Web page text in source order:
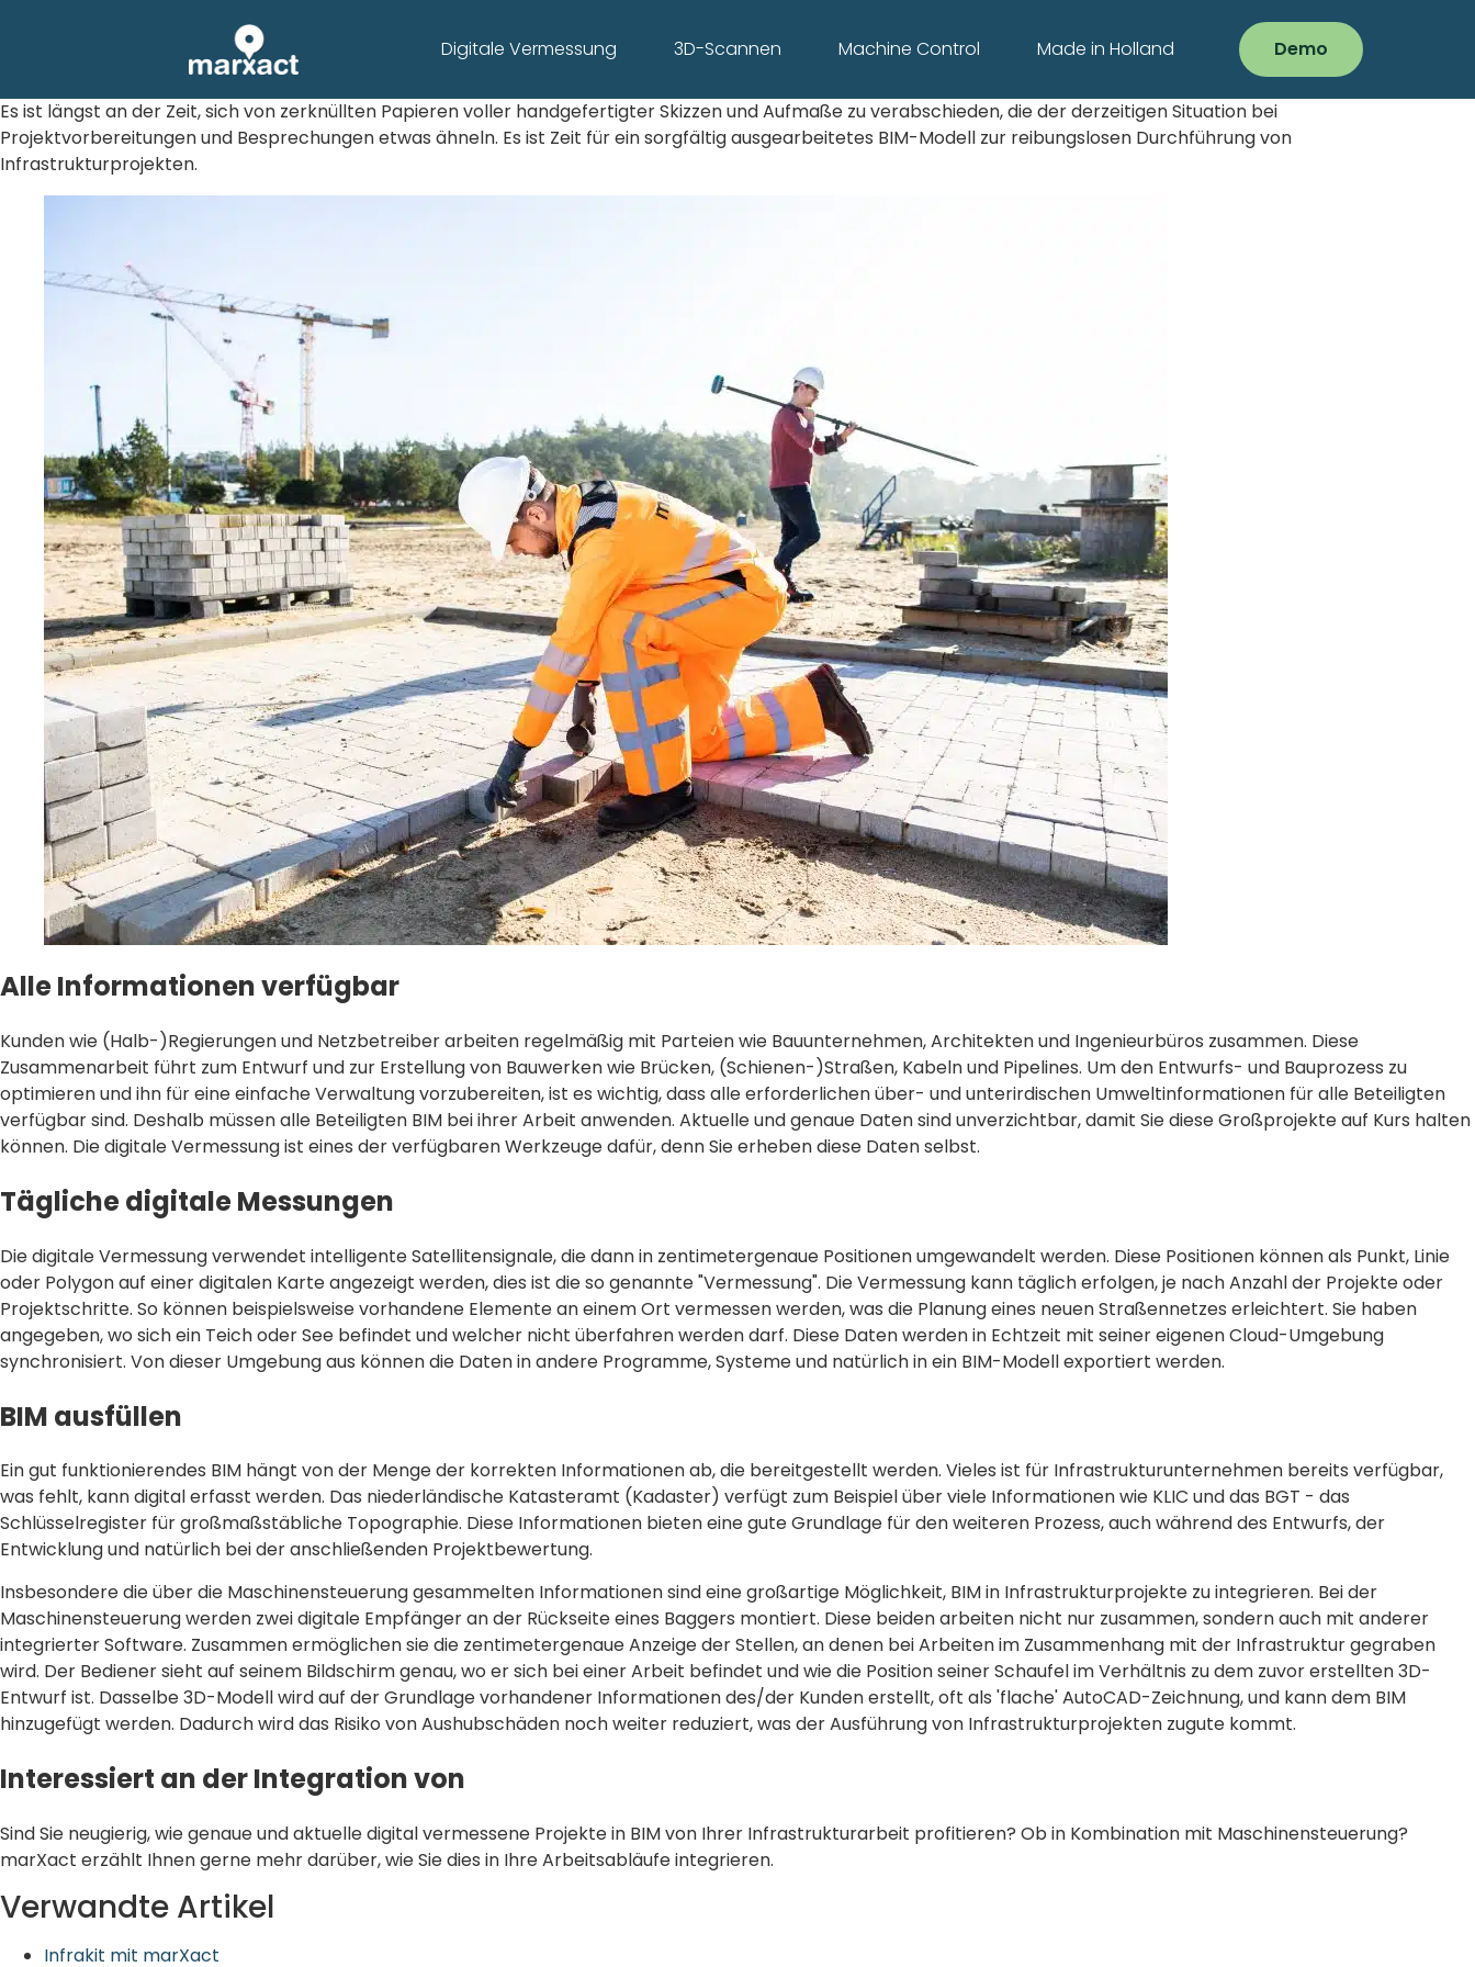
Digitale Vermessung 3D-Scannen Machine Control Made in Holland Demo
Es ist längst an der Zeit, sich von zerknüllten Papieren voller handgefertigter Skizzen und Aufmaße zu verabschieden, die der derzeitigen Situation bei
Projektvorbereitungen und Besprechungen etwas ähneln. Es ist Zeit für ein sorgfältig ausgearbeitetes BIM-Modell zur reibungslosen Durchführung von
Infrastrukturprojekten.
Alle Informationen verfügbar
Kunden wie (Halb-)Regierungen und Netzbetreiber arbeiten regelmäßig mit Parteien wie Bauunternehmen, Architekten und Ingenieurbüros zusammen. Diese
Zusammenarbeit führt zum Entwurf und zur Erstellung von Bauwerken wie Brücken, (Schienen-)Straßen, Kabeln und Pipelines. Um den Entwurfs- und Bauprozess zu
optimieren und ihn für eine einfache Verwaltung vorzubereiten, ist es wichtig, dass alle erforderlichen über- und unterirdischen Umweltinformationen für alle Beteiligten
verfügbar sind. Deshalb müssen alle Beteiligten BIM bei ihrer Arbeit anwenden. Aktuelle und genaue Daten sind unverzichtbar, damit Sie diese Großprojekte auf Kurs halten
können. Die digitale Vermessung ist eines der verfügbaren Werkzeuge dafür, denn Sie erheben diese Daten selbst.
Tägliche digitale Messungen
Die digitale Vermessung verwendet intelligente Satellitensignale, die dann in zentimetergenaue Positionen umgewandelt werden. Diese Positionen können als Punkt, Linie
oder Polygon auf einer digitalen Karte angezeigt werden, dies ist die so genannte "Vermessung". Die Vermessung kann täglich erfolgen, je nach Anzahl der Projekte oder
Projektschritte. So können beispielsweise vorhandene Elemente an einem Ort vermessen werden, was die Planung eines neuen Straßennetzes erleichtert. Sie haben
angegeben, wo sich ein Teich oder See befindet und welcher nicht überfahren werden darf. Diese Daten werden in Echtzeit mit seiner eigenen Cloud-Umgebung
synchronisiert. Von dieser Umgebung aus können die Daten in andere Programme, Systeme und natürlich in ein BIM-Modell exportiert werden.
BIM ausfüllen
Ein gut funktionierendes BIM hängt von der Menge der korrekten Informationen ab, die bereitgestellt werden. Vieles ist für Infrastrukturunternehmen bereits verfügbar,
was fehlt, kann digital erfasst werden. Das niederländische Katasteramt (Kadaster) verfügt zum Beispiel über viele Informationen wie KLIC und das BGT - das
Schlüsselregister für großmaßstäbliche Topographie. Diese Informationen bieten eine gute Grundlage für den weiteren Prozess, auch während des Entwurfs, der
Entwicklung und natürlich bei der anschließenden Projektbewertung.
Insbesondere die über die Maschinensteuerung gesammelten Informationen sind eine großartige Möglichkeit, BIM in Infrastrukturprojekte zu integrieren. Bei der
Maschinensteuerung werden zwei digitale Empfänger an der Rückseite eines Baggers montiert. Diese beiden arbeiten nicht nur zusammen, sondern auch mit anderer
integrierter Software. Zusammen ermöglichen sie die zentimetergenaue Anzeige der Stellen, an denen bei Arbeiten im Zusammenhang mit der Infrastruktur gegraben
wird. Der Bediener sieht auf seinem Bildschirm genau, wo er sich bei einer Arbeit befindet und wie die Position seiner Schaufel im Verhältnis zu dem zuvor erstellten 3D-
Entwurf ist. Dasselbe 3D-Modell wird auf der Grundlage vorhandener Informationen des/der Kunden erstellt, oft als 'flache' AutoCAD-Zeichnung, und kann dem BIM
hinzugefügt werden. Dadurch wird das Risiko von Aushubschäden noch weiter reduziert, was der Ausführung von Infrastrukturprojekten zugute kommt.
Interessiert an der Integration von
Sind Sie neugierig, wie genaue und aktuelle digital vermessene Projekte in BIM von Ihrer Infrastrukturarbeit profitieren? Ob in Kombination mit Maschinensteuerung?
marXact erzählt Ihnen gerne mehr darüber, wie Sie dies in Ihre Arbeitsabläufe integrieren.
Verwandte Artikel
Infrakit mit marXact